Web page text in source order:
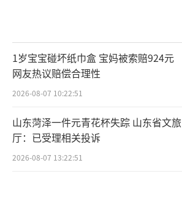
1岁宝宝碰坏纸巾盒 宝妈被索赔924元
网友热议赔偿合理性
2026-08-07 10:22:51
山东菏泽一件元青花杯失踪 山东省文旅
厅：已受理相关投诉
2026-08-07 13:22:51